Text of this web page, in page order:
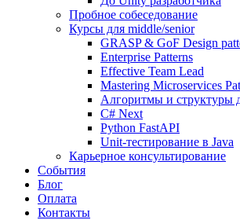
Пробное собеседование
Курсы для middle/senior
GRASP & GoF Design
Enterprise Patterns
Effective Team Lead
Mastering Microservices
Алгоритмы и структуры
C# Next
Python FastAPI
Unit-тестирование в Java
Карьерное консультирование
События
Блог
Оплата
Контакты